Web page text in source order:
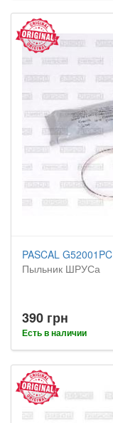
PASCAL G52001PC
Пыльник ШРУСа
390 грн
Есть в наличии